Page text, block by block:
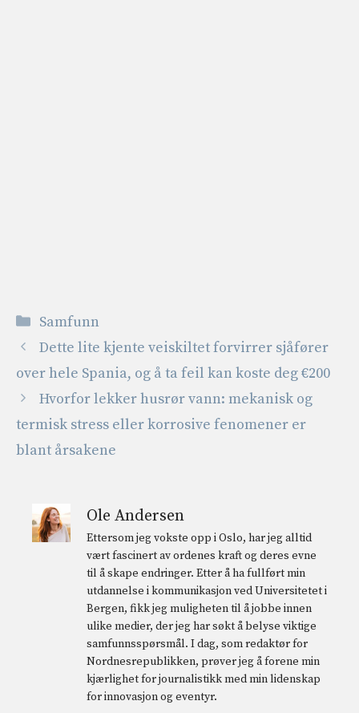
Kategorier
Samfunn
Dette lite kjente veiskiltet forvirrer sjåfører
over hele Spania, og å ta feil kan koste deg €200
Hvorfor lekker husrør vann: mekanisk og
termisk stress eller korrosive fenomener er
blant årsakene
Ole Andersen
Ettersom jeg vokste opp i Oslo, har jeg alltid
vært fascinert av ordenes kraft og deres evne
til å skape endringer. Etter å ha fullført min
utdannelse i kommunikasjon ved Universitetet i
Bergen, fikk jeg muligheten til å jobbe innen
ulike medier, der jeg har søkt å belyse viktige
samfunnsspørsmål. I dag, som redaktør for
Nordnesrepublikken, prøver jeg å forene min
kjærlighet for journalistikk med min lidenskap
for innovasjon og eventyr.